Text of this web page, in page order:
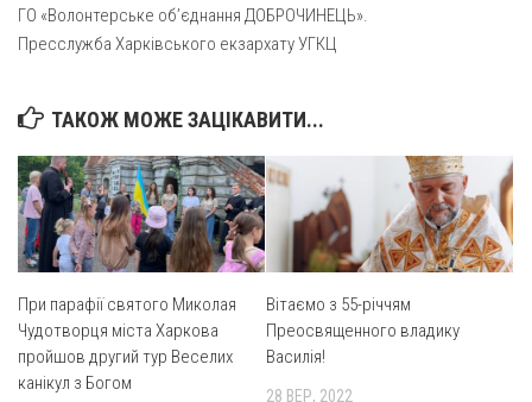
ГО «Волонтерське обʼєднання ДОБРОЧИНЕЦЬ».
Пресслужба Харківського екзархату УГКЦ
ТАКОЖ МОЖЕ ЗАЦІКАВИТИ...
При парафії святого Миколая
Чудотворця міста Харкова
пройшов другий тур Веселих
канікул з Богом
Вітаємо з 55-річчям
Преосвященного владику
Василія!
28 ВЕР, 2022